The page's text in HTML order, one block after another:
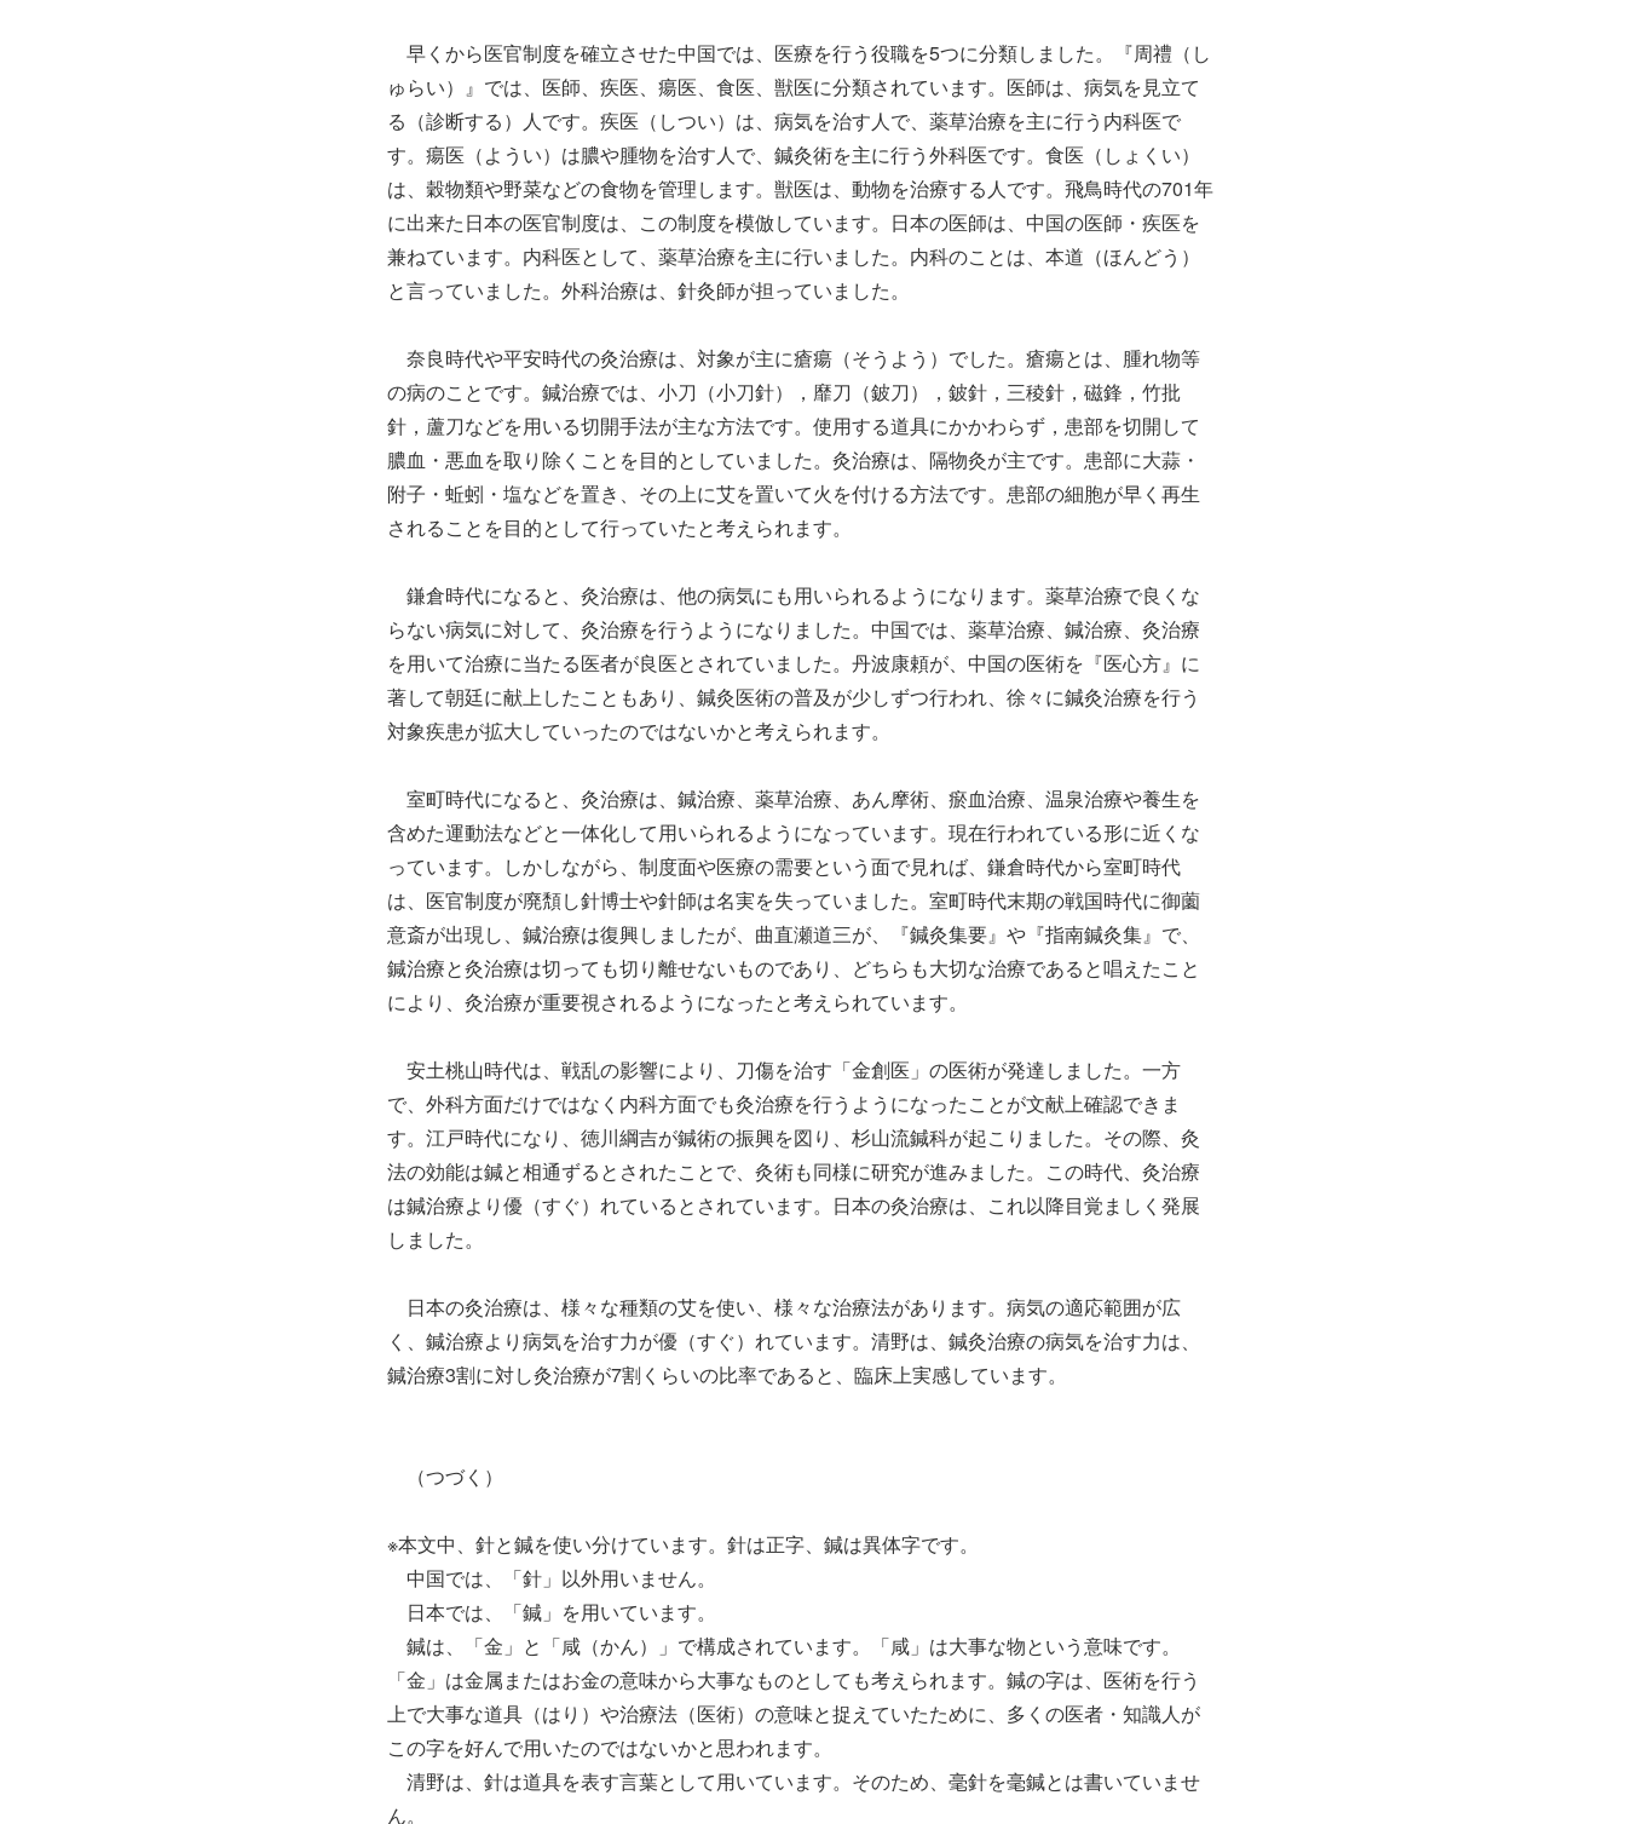
早くから医官制度を確立させた中国では、医療を行う役職を5つに分類しました。『周禮（し
ゅらい）』では、医師、疾医、瘍医、食医、獣医に分類されています。医師は、病気を見立て
る（診断する）人です。疾医（しつい）は、病気を治す人で、薬草治療を主に行う内科医で
す。瘍医（ようい）は膿や腫物を治す人で、鍼灸術を主に行う外科医です。食医（しょくい）
は、穀物類や野菜などの食物を管理します。獣医は、動物を治療する人です。飛鳥時代の701年
に出来た日本の医官制度は、この制度を模倣しています。日本の医師は、中国の医師・疾医を
兼ねています。内科医として、薬草治療を主に行いました。内科のことは、本道（ほんどう）
と言っていました。外科治療は、針灸師が担っていました。
奈良時代や平安時代の灸治療は、対象が主に瘡瘍（そうよう）でした。瘡瘍とは、腫れ物等
の病のことです。鍼治療では、小刀（小刀針），靡刀（鈹刀），鈹針，三稜針，磁鋒，竹批
針，蘆刀などを用いる切開手法が主な方法です。使用する道具にかかわらず，患部を切開して
膿血・悪血を取り除くことを目的としていました。灸治療は、隔物灸が主です。患部に大蒜・
附子・蚯蚓・塩などを置き、その上に艾を置いて火を付ける方法です。患部の細胞が早く再生
されることを目的として行っていたと考えられます。
鎌倉時代になると、灸治療は、他の病気にも用いられるようになります。薬草治療で良くな
らない病気に対して、灸治療を行うようになりました。中国では、薬草治療、鍼治療、灸治療
を用いて治療に当たる医者が良医とされていました。丹波康頼が、中国の医術を『医心方』に
著して朝廷に献上したこともあり、鍼灸医術の普及が少しずつ行われ、徐々に鍼灸治療を行う
対象疾患が拡大していったのではないかと考えられます。
室町時代になると、灸治療は、鍼治療、薬草治療、あん摩術、瘀血治療、温泉治療や養生を
含めた運動法などと一体化して用いられるようになっています。現在行われている形に近くな
っています。しかしながら、制度面や医療の需要という面で見れば、鎌倉時代から室町時代
は、医官制度が廃頽し針博士や針師は名実を失っていました。室町時代末期の戦国時代に御薗
意斎が出現し、鍼治療は復興しましたが、曲直瀬道三が、『鍼灸集要』や『指南鍼灸集』で、
鍼治療と灸治療は切っても切り離せないものであり、どちらも大切な治療であると唱えたこと
により、灸治療が重要視されるようになったと考えられています。
安土桃山時代は、戦乱の影響により、刀傷を治す「金創医」の医術が発達しました。一方
で、外科方面だけではなく内科方面でも灸治療を行うようになったことが文献上確認できま
す。江戸時代になり、徳川綱吉が鍼術の振興を図り、杉山流鍼科が起こりました。その際、灸
法の効能は鍼と相通ずるとされたことで、灸術も同様に研究が進みました。この時代、灸治療
は鍼治療より優（すぐ）れているとされています。日本の灸治療は、これ以降目覚ましく発展
しました。
日本の灸治療は、様々な種類の艾を使い、様々な治療法があります。病気の適応範囲が広
く、鍼治療より病気を治す力が優（すぐ）れています。清野は、鍼灸治療の病気を治す力は、
鍼治療3割に対し灸治療が7割くらいの比率であると、臨床上実感しています。
（つづく）
※本文中、針と鍼を使い分けています。針は正字、鍼は異体字です。
中国では、「針」以外用いません。
日本では、「鍼」を用いています。
鍼は、「金」と「咸（かん）」で構成されています。「咸」は大事な物という意味です。
「金」は金属またはお金の意味から大事なものとしても考えられます。鍼の字は、医術を行う
上で大事な道具（はり）や治療法（医術）の意味と捉えていたために、多くの医者・知識人が
この字を好んで用いたのではないかと思われます。
清野は、針は道具を表す言葉として用いています。そのため、毫針を毫鍼とは書いていませ
ん。